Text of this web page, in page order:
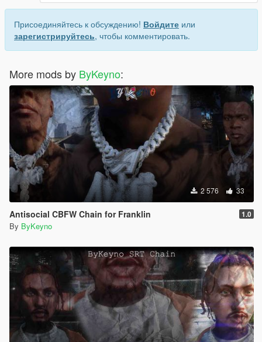
Присоединяйтесь к обсуждению! Войдите или
зарегистрируйтесь, чтобы комментировать.
More mods by ByKeyno:
2 576 33
Antisocial CBFW Chain for Franklin 1.0
By ByKeyno